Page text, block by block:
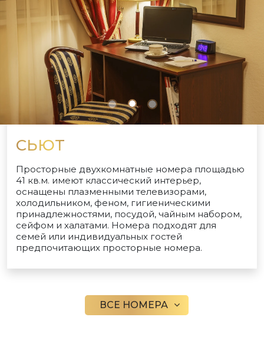
СЬЮТ
Просторные двухкомнатные номера площадью
41 кв.м. имеют классический интерьер,
оснащены плазменными телевизорами,
холодильником, феном, гигиеническими
принадлежностями, посудой, чайным набором,
сейфом и халатами. Номера подходят для
семей или индивидуальных гостей
предпочитающих просторные номера.
ВСЕ НОМЕРА